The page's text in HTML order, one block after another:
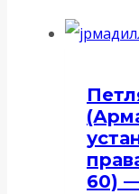
60)